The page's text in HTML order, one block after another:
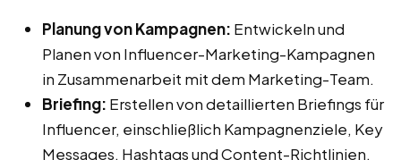
Planung von Kampagnen: Entwickeln und
Planen von Influencer-Marketing-Kampagnen
in Zusammenarbeit mit dem Marketing-Team.
Briefing: Erstellen von detaillierten Briefings für
Influencer, einschließlich Kampagnenziele, Key
Messages, Hashtags und Content-Richtlinien.